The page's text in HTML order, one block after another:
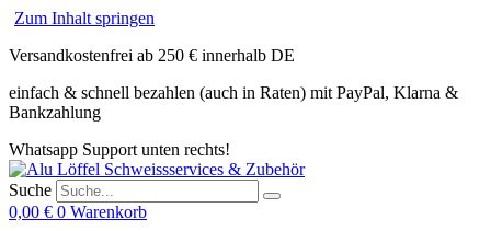
Zum Inhalt springen
Versandkostenfrei ab 250 € innerhalb DE
einfach & schnell bezahlen (auch in Raten) mit PayPal, Klarna &
Bankzahlung
Whatsapp Support unten rechts!
Suche
0,00 € 0 Warenkorb